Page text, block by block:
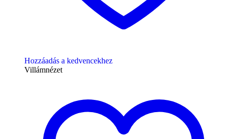
Hozzáadás a kedvencekhez
Villámnézet